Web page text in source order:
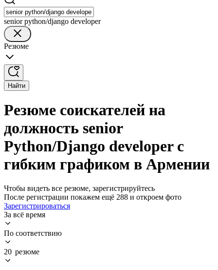
senior python/django developer
Резюме
Найти
Резюме соискателей на
должность senior
Python/Django developer с
гибким графиком в Армении
Чтобы видеть все резюме, зарегистрируйтесь
После регистрации покажем ещё 288 и откроем фото
Зарегистрироваться
За всё время
По соответствию
20 резюме